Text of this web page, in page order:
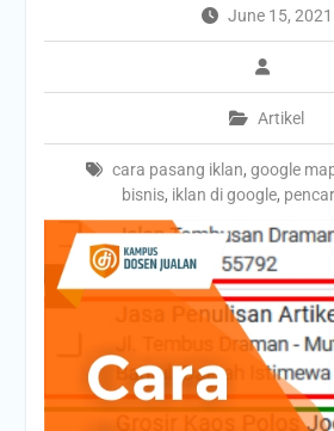
June 15, 2021
Artikel
cara pasang iklan, google
bisnis, iklan di google,